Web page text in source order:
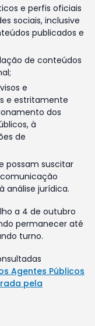
e perfis oficiais
sociais, inclusive
publicados e
de conteúdos
e
e estritamente
dos
à
de
possam suscitar
análise jurídica.
a 4 de outubro
permanecer até
turno.
Agentes Públicos
pela